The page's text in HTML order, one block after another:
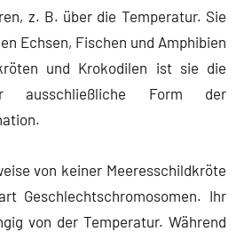
z. B. über die Temperatur. Sie
Echsen, Fischen und Amphibien
und Krokodilen ist sie die
ausschließliche Form der
von keiner Meeresschildkröte
Geschlechtschromosomen. Ihr
von der Temperatur. Während